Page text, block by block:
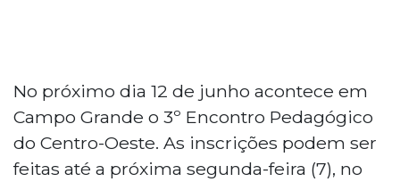
No próximo dia 12 de junho acontece em
Campo Grande o 3º Encontro Pedagógico
do Centro-Oeste. As inscrições podem ser
feitas até a próxima segunda-feira (7), no